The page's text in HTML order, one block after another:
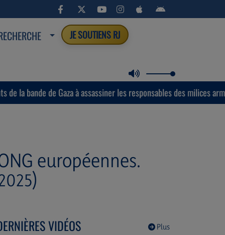
JE SOUTIENS RJ
de Gaza à assassiner les responsables des milices armées
européennes.
Plus
VIDÉOS